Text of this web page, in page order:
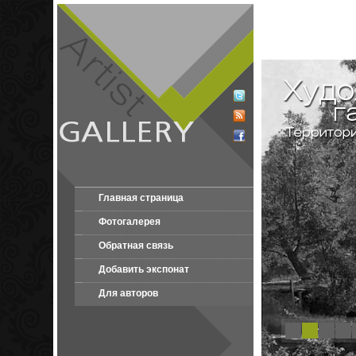
Главная страница
Фотогалерея
Обратная связь
Добавить экспонат
Для авторов